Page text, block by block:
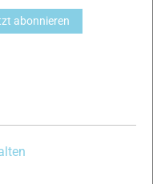
x
abonnieren